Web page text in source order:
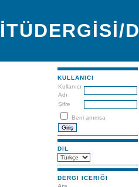
İTÜDERGİSİ/D
KULLANICI
Kullanıcı
Adı
Şifre
Beni anımsa
DIL
DERGI ICERIĞI